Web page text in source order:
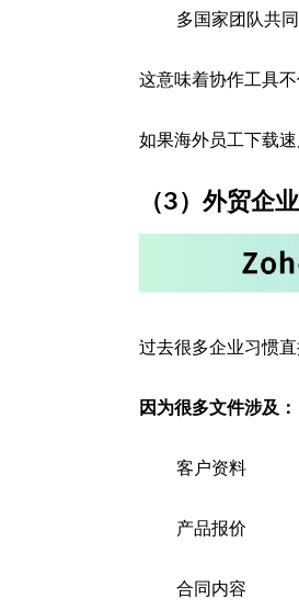
多国家团队共
这意味着协作工具
如果海外员工下载
（3）外贸企
过去很多企业习惯
因为很多文件涉及：
客户资料
产品报价
合同内容